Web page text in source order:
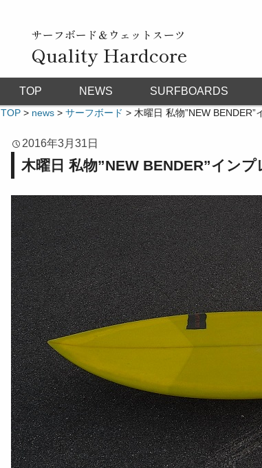
サーフボード＆ウェットスーツ
Quality Hardcore
TOP NEWS SURFBOARDS
TOP > news > サーフボード > 木曜日 私物”NEW
2016年3月31日
木曜日 私物”NEW BENDER”イン